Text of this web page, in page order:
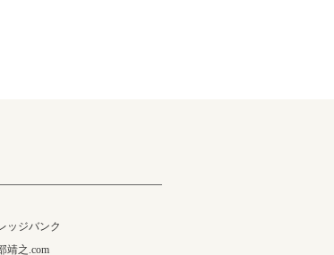
ッジバンク
靖之.com